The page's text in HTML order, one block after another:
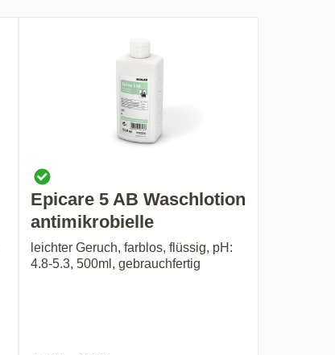
Epicare 5 AB Waschlotion
antimikrobielle
leichter Geruch, farblos, flüssig, pH:
4.8-5.3, 500ml, gebrauchfertig